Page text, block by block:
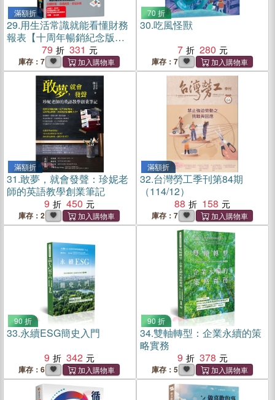
滿額折
29.用生活常識就能看懂財務
報表【十周年暢銷紀念版】
（首刷限量附贈「超級數字
力」筆記）
79 331
庫存：7
70 折
30.吃風怪獸
7
280
庫存：7
滿額折
31.敢夢，就會發聲：珍妮老
師的英語教學創業筆記
9
450
庫存：2
滿額折
32.台灣勞工季刊第84期
（114/12）
88
158
庫存：7
90 折
33.永續ESG簡史入門
9
342
庫存：6
90 折
34.雙軸轉型：企業永續的策
略實務
9
378
庫存：5